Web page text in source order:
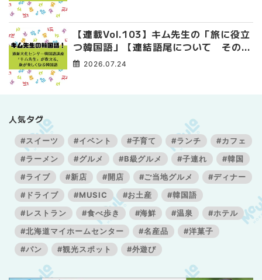
【連載Vol.103】キム先生の「旅に役立
つ韓国語」【連結語尾について その
3】2026.07.24
人気タグ
#スイーツ #イベント #子育て #ランチ
#カフェ
#ラーメン
#グルメ #B級グルメ #子連れ
#韓国
#ライブ
#新店 #開店 #ご当地グルメ
#ディナー
#ドライブ
#MUSIC #お土産
#韓国語
#レストラン
#食べ歩き #海鮮 #温泉
#ホテル
#北海道マイホームセンター
#名産品
#洋菓子
#パン
#観光スポット #外遊び